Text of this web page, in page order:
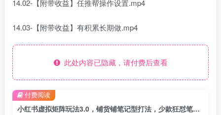
14.02-【附带收益】任推帮操作设置.mp4
14.03-【附带收益】有积累长期做.mp4
此处内容已隐藏，请付费后查看
小红书虚拟矩阵玩法3.0，铺货铺笔记型打法，少款狂怼笔记型打法
付费阅读